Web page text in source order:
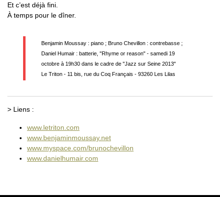
Et c’est déjà fini.
À temps pour le dîner.
Benjamin Moussay : piano ; Bruno Chevillon : contrebasse ;
Daniel Humair : batterie, "Rhyme or reason" - samedi 19
octobre à 19h30 dans le cadre de "Jazz sur Seine 2013"
Le Triton - 11 bis, rue du Coq Français - 93260 Les Lilas
> Liens :
www.letriton.com
www.benjaminmoussay.net
www.myspace.com/brunochevillon‎
www.danielhumair.com